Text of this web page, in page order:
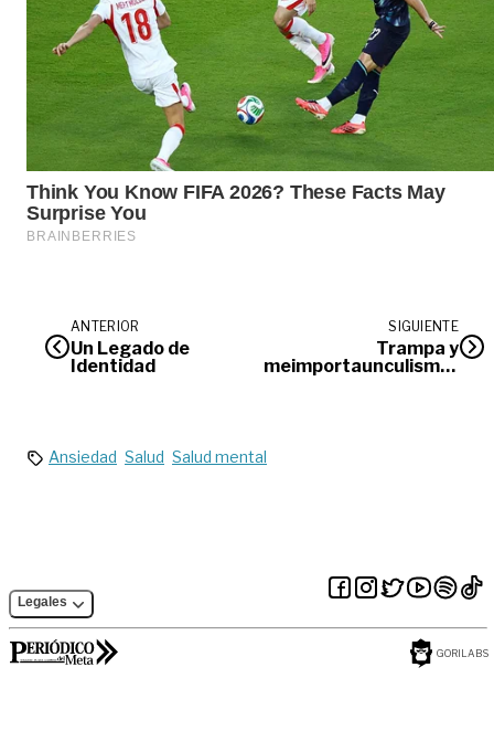
ANTERIOR
Un Legado de
Identidad
SIGUIENTE
Trampa y
meimportaunculismo |
Ansiedad Salud Salud mental
Legales
GORILABS